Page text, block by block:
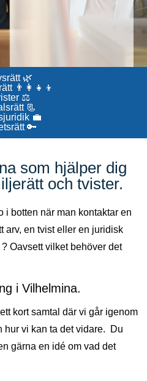
🌿
👨‍👩‍👧‍👦
⚖️
📃
💼
🔑
som hjälper dig
och tvister.
i botten när man kontaktar en
arv, en tvist eller en juridisk
Oavsett vilket behöver det
i Vilhelmina.
kort samtal där vi går igenom
hur vi kan ta det vidare.
Du
gärna en idé om vad det